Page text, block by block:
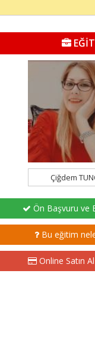
Çiğdem
Ön Başvuru ve
Bu eğitim
Online Satın